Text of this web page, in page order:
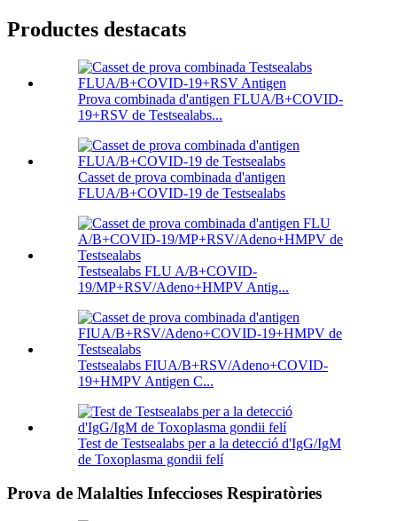
Productes destacats
Prova combinada d'antigen FLUA/B+COVID-
19+RSV de Testsealabs...
Casset de prova combinada d'antigen
FLUA/B+COVID-19 de Testsealabs
Testsealabs FLU A/B+COVID-
19/MP+RSV/Adeno+HMPV Antig...
Testsealabs FIUA/B+RSV/Adeno+COVID-
19+HMPV Antigen C...
Test de Testsealabs per a la detecció d'IgG/IgM
de Toxoplasma gondii felí
Prova de Malalties Infeccioses Respiratòries